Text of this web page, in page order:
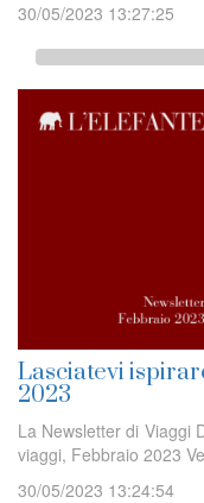
30/05/2023 13:27:25
Lasciatevi
2023
La Newsletter di Viaggi
viaggi, Febbraio 2023
30/05/2023 13:24:54